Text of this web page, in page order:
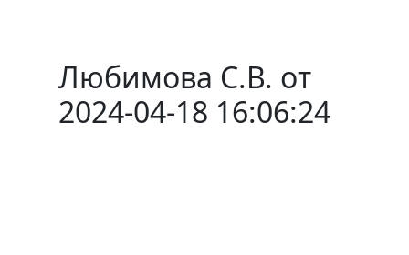
Любимова С.В. от
2024-04-18 16:06:24